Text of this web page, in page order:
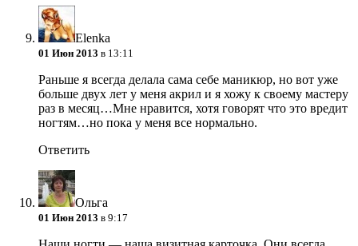
Elenka
01 Июн 2013 в 13:11
Раньше я всегда делала сама себе маникюр, но вот уже
больше двух лет у меня акрил и я хожу к своему мастеру
раз в месяц…Мне нравится, хотя говорят что это вредит
ногтям…но пока у меня все нормально.
Ответить
Ольга
01 Июн 2013 в 9:17